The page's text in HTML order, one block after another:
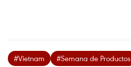
#Vietnam #Semana de Productos